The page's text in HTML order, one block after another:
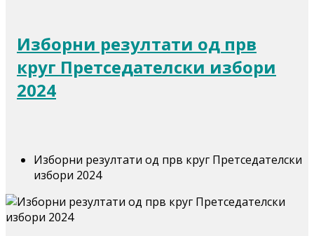
Изборни резултати од прв
круг Претседателски избори
2024
Изборни резултати од прв круг Претседателски
избори 2024